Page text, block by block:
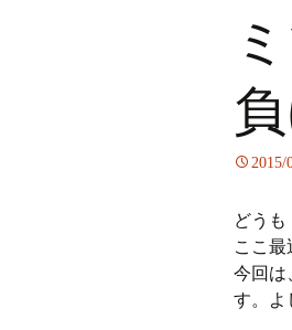
部活
ラジ
ミツ
メデ
1年次
2015/
どうも
ここ最
今回は
す。よ